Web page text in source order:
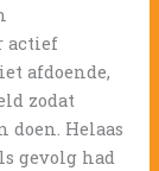
actief
afdoende,
zodat
Helaas
gevolg had